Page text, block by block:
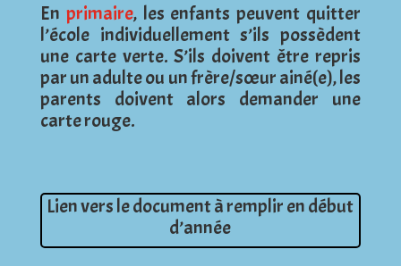
En primaire, les enfants peuvent quitter
l’école individuellement s’ils possèdent
une carte verte. S’ils doivent être repris
par un adulte ou un frère/sœur ainé(e), les
parents doivent alors demander une
carte rouge.
Lien vers le document à remplir en début
d’année